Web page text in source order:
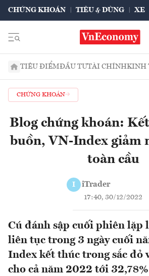
CHỨNG KHOÁN TIÊU & DÙNG XE
TIÊU ĐIỂMĐẦU TƯTÀI CHÍNHKINH
CHỨNG KHOÁN
Blog chứng khoán:
buồn, VN-Index giảm
toàn cầu
I iTrader
17:40, 30/12/2022
Cú đánh sập cuối phiên lặp
liên tục trong 3 ngày cuối
Index kết thúc trong sắc đỏ
cho cả năm 2022 tới